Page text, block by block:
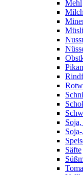
Mehl
Müsli
Säfte